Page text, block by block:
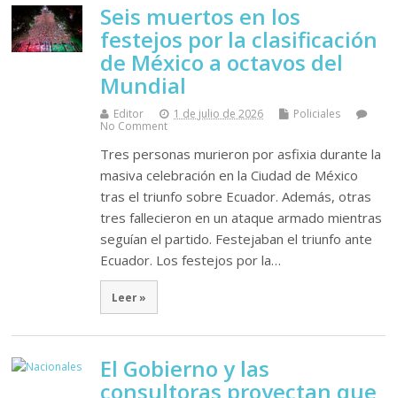
Seis muertos en los
festejos por la clasificación
de México a octavos del
Mundial
Editor 1 de julio de 2026
Policiales
No Comment
Tres personas murieron por asfixia durante la
masiva celebración en la Ciudad de México
tras el triunfo sobre Ecuador. Además, otras
tres fallecieron en un ataque armado mientras
seguían el partido. Festejaban el triunfo ante
Ecuador. Los festejos por la…
Leer »
El Gobierno y las
consultoras proyectan que